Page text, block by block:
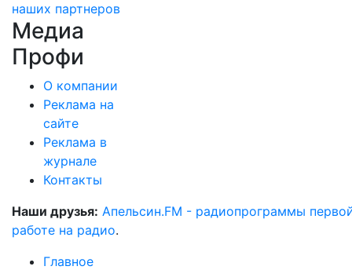
наших партнеров
Медиа
Профи
О компании
Реклама на
сайте
Реклама в
журнале
Контакты
Наши друзья: Апельсин.FM - радиопрограммы
работе на радио.
Главное